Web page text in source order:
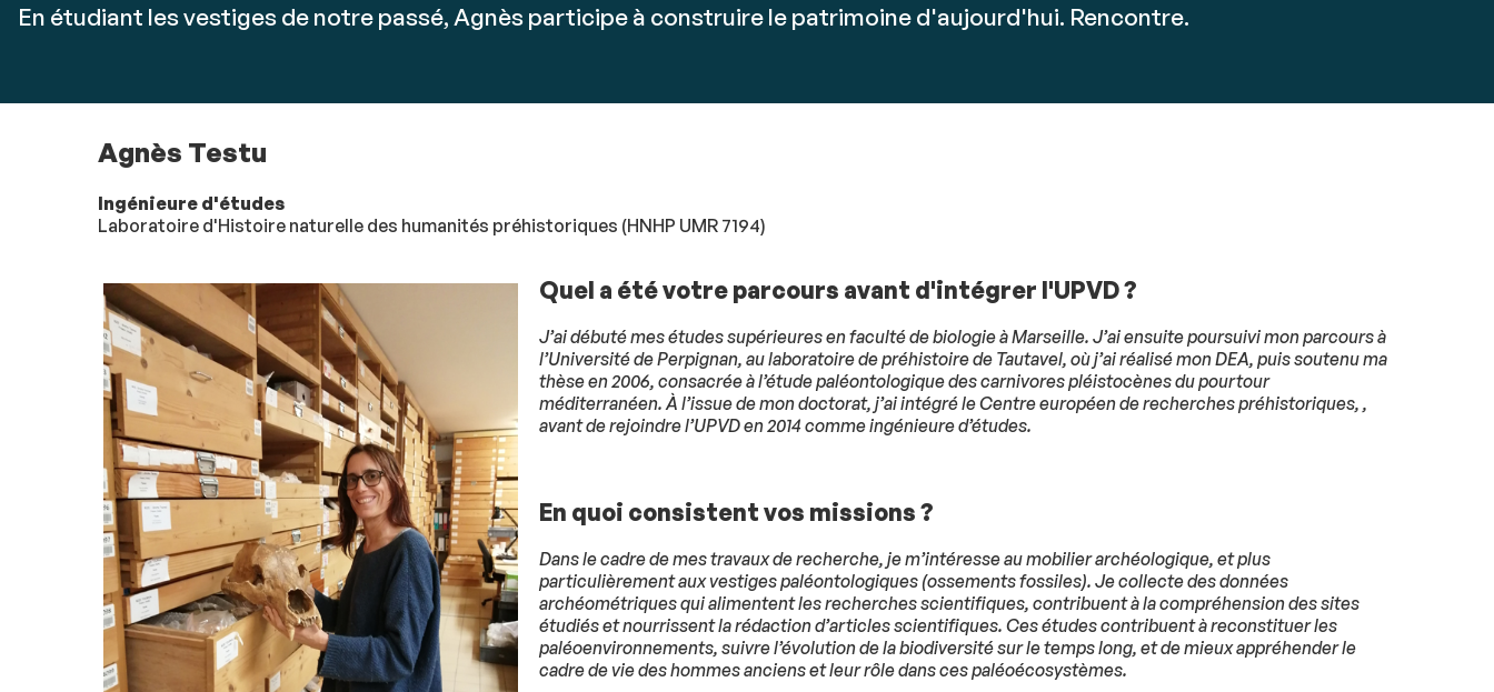
En étudiant les vestiges de notre passé, Agnès participe à construire le patrimoine d'aujourd'hui. Rencontre.
Agnès Testu
Ingénieure d'études
Laboratoire d'Histoire naturelle des humanités préhistoriques (HNHP UMR 7194)
Quel a été votre parcours avant d'intégrer l'UPVD ?
J’ai débuté mes études supérieures en faculté de biologie à Marseille. J’ai ensuite poursuivi mon parcours à
l’Université de Perpignan, au laboratoire de préhistoire de Tautavel, où j’ai réalisé mon DEA, puis soutenu ma
thèse en 2006, consacrée à l’étude paléontologique des carnivores pléistocènes du pourtour
méditerranéen. À l’issue de mon doctorat, j’ai intégré le Centre européen de recherches préhistoriques, ,
avant de rejoindre l’UPVD en 2014 comme ingénieure d’études.
En quoi consistent vos missions ?
Dans le cadre de mes travaux de recherche, je m’intéresse au mobilier archéologique, et plus
particulièrement aux vestiges paléontologiques (ossements fossiles). Je collecte des données
archéométriques qui alimentent les recherches scientifiques, contribuent à la compréhension des sites
étudiés et nourrissent la rédaction d’articles scientifiques. Ces études contribuent à reconstituer les
paléoenvironnements, suivre l’évolution de la biodiversité sur le temps long, et de mieux appréhender le
cadre de vie des hommes anciens et leur rôle dans ces paléoécosystèmes.